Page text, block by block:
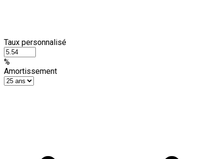
Taux personnalisé
%
Amortissement